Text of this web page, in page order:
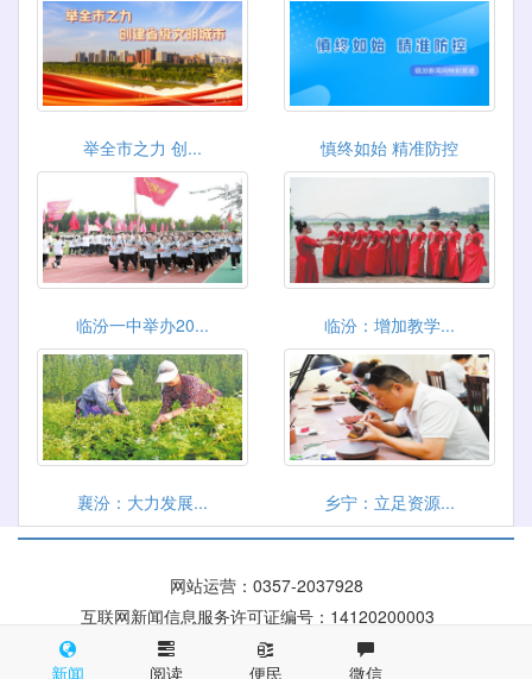
举全市之力 创... 慎终如始 精准防控
临汾一中举办20... 临汾：增加教学...
襄汾：大力发展... 乡宁：立足资源...
网站运营： 0357-2037928
互联网新闻信息服务许可证编号：14120200003
晋公网安备 14100002000116号
新闻 阅读 便民 微信